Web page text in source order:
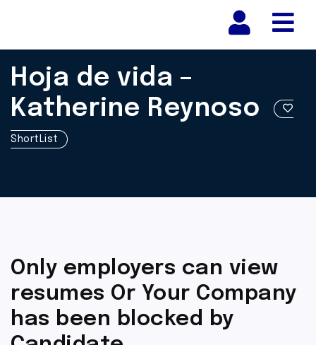
Hoja de vida –
Katherine Reynoso
ShortList
Only employers can view
resumes Or Your Company
has been blocked by